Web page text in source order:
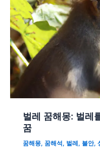
벌레 꿈해몽: 벌레
꿈
꿈해몽, 꿈해석 , 벌레 , 불안,